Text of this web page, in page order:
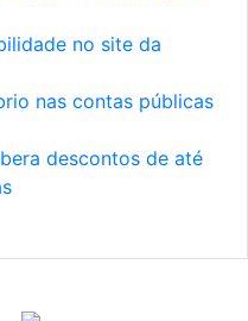
no site da
nas contas públicas
descontos de até